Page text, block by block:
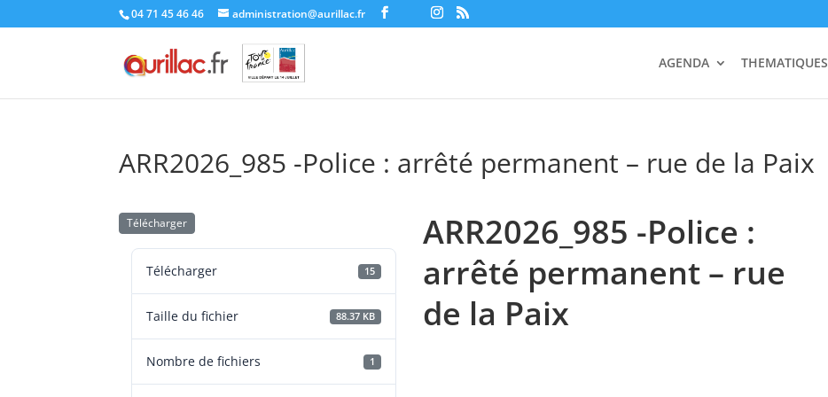
04 71 45 46 46 administration@aurillac.fr
AGENDA THEMATIQUES
ARR2026_985 -Police : arrêté permanent – rue de la Paix
Télécharger
Télécharger 15
Taille du fichier 88.37 KB
Nombre de fichiers 1
ARR2026_985 -Police :
arrêté permanent – rue
de la Paix